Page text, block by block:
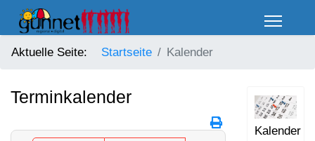
Aktuelle Seite: Startseite Kalender
Terminkalender
Kalender